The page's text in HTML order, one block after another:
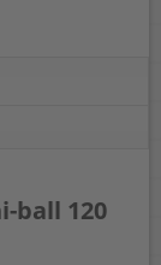
ball 120